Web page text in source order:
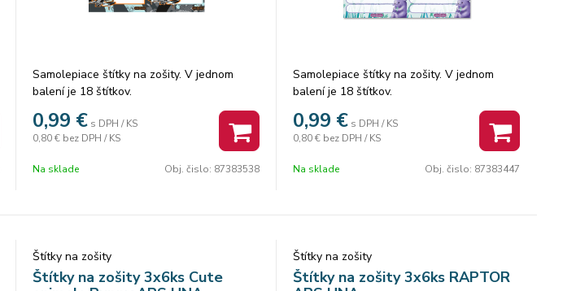
Samolepiace štítky na zošity. V jednom
balení je 18 štítkov.
0,99 € s DPH / KS
0,80 € bez DPH / KS
Na sklade Obj. čislo: 87383538
Samolepiace štítky na zošity. V jednom
balení je 18 štítkov.
0,99 € s DPH / KS
0,80 € bez DPH / KS
Na sklade Obj. čislo: 87383447
Štítky na zošity
Štítky na zošity 3x6ks Cute
Štítky na zošity
Štítky na zošity 3x6ks RAPTOR